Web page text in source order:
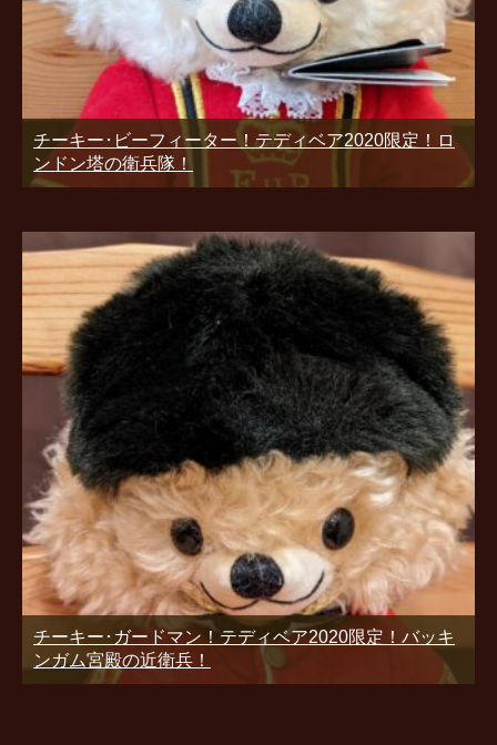
チーキー･ビーフィーター！テディベア2020限定！ロ
ンドン塔の衛兵隊！
チーキー･ガードマン！テディベア2020限定！バッキ
ンガム宮殿の近衛兵！